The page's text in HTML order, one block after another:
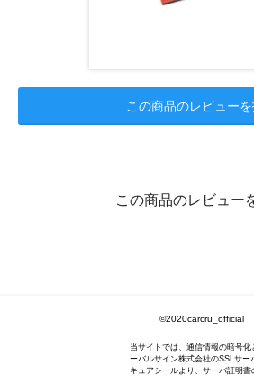
この商品のレビュー
この商品のレビュー
©2020carcru_official
当サイトでは、通信情報の暗号
ーバルサイン株式会社のSSLサ
キュアシールより、サーバ証明書